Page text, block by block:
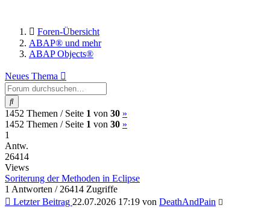
Foren-Übersicht
ABAP® und mehr
ABAP Objects®
Neues Thema
Suche
1452 Themen / Seite 1 von 30 (current)
»
1452 Themen / Seite 1 von 30 (current)
»
1
Antw.
26414
Views
Soriterung der Methoden in Eclipse
1 Antworten / 26414 Zugriffe
Letzter Beitrag 22.07.2026 17:19 von DeathAndPain